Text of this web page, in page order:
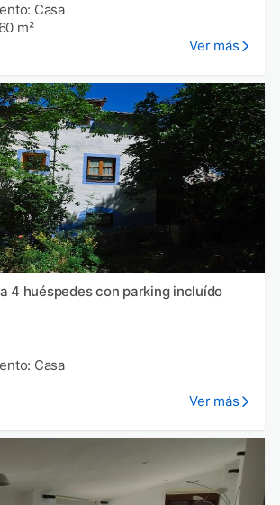
Casa
60 m²
Ver más
4 huéspedes con parking incluído
Casa
Ver más